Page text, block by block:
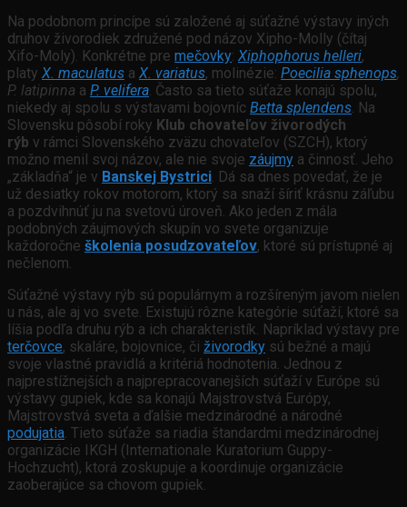
Na podobnom princípe sú založené aj súťažné výstavy iných
druhov živorodiek združené pod názov Xipho-Molly (čítaj
Xifo-Moly). Konkrétne pre mečovky: Xiphophorus helleri,
platy X. maculatus a X. variatus, molinézie: Poecilia sphenops,
P. latipinna a P. velifera. Často sa tieto súťaže konajú spolu,
niekedy aj spolu s výstavami bojovníc Betta splendens. Na
Slovensku pôsobí roky Klub chovateľov živorodých
rýb v rámci Slovenského zväzu chovateľov (SZCH), ktorý
možno menil svoj názov, ale nie svoje záujmy a činnosť. Jeho
„základňa“ je v Banskej Bystrici. Dá sa dnes povedať, že je
už desiatky rokov motorom, ktorý sa snaží šíriť krásnu záľubu
a pozdvihnúť ju na svetovú úroveň. Ako jeden z mála
podobných záujmových skupín vo svete organizuje
každoročne školenia posudzovateľov, ktoré sú prístupné aj
nečlenom.
Súťažné výstavy rýb sú populárnym a rozšíreným javom nielen
u nás, ale aj vo svete. Existujú rôzne kategórie súťaží, ktoré sa
líšia podľa druhu rýb a ich charakteristík. Napríklad výstavy pre
terčovce, skaláre, bojovnice, či živorodky sú bežné a majú
svoje vlastné pravidlá a kritériá hodnotenia. Jednou z
najprestížnejších a najprepracovanejších súťaží v Európe sú
výstavy gupiek, kde sa konajú Majstrovstvá Európy,
Majstrovstvá sveta a ďalšie medzinárodné a národné
podujatia. Tieto súťaže sa riadia štandardmi medzinárodnej
organizácie IKGH (Internationale Kuratorium Guppy-
Hochzucht), ktorá zoskupuje a koordinuje organizácie
zaoberajúce sa chovom gupiek.